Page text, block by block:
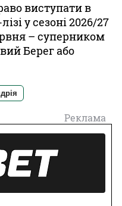
виступати в
у сезоні 2026/27
– суперником
Берег або
Реклама